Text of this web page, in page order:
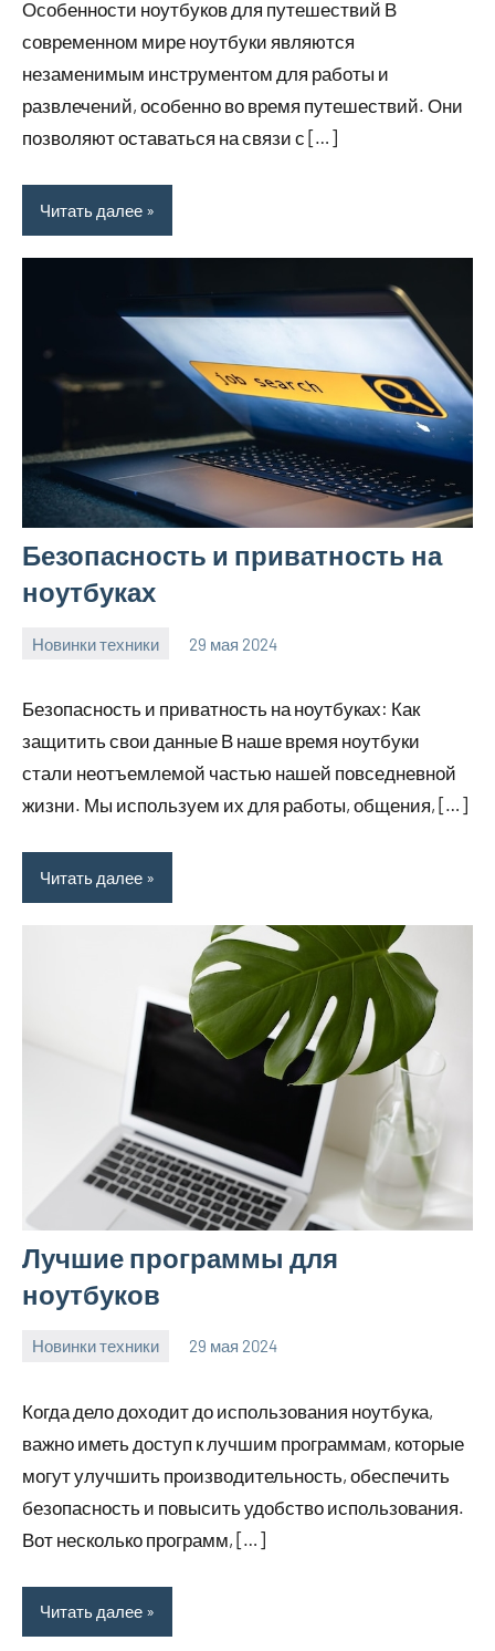
Особенности ноутбуков для путешествий В
современном мире ноутбуки являются
незаменимым инструментом для работы и
развлечений, особенно во время путешествий. Они
позволяют оставаться на связи с […]
Читать далее
Безопасность и приватность на
ноутбуках
Новинки техники 29 мая 2024
Безопасность и приватность на ноутбуках: Как
защитить свои данные В наше время ноутбуки
стали неотъемлемой частью нашей повседневной
жизни. Мы используем их для работы, общения, […]
Читать далее
Лучшие программы для
ноутбуков
Новинки техники 29 мая 2024
Когда дело доходит до использования ноутбука,
важно иметь доступ к лучшим программам, которые
могут улучшить производительность, обеспечить
безопасность и повысить удобство использования.
Вот несколько программ, […]
Читать далее